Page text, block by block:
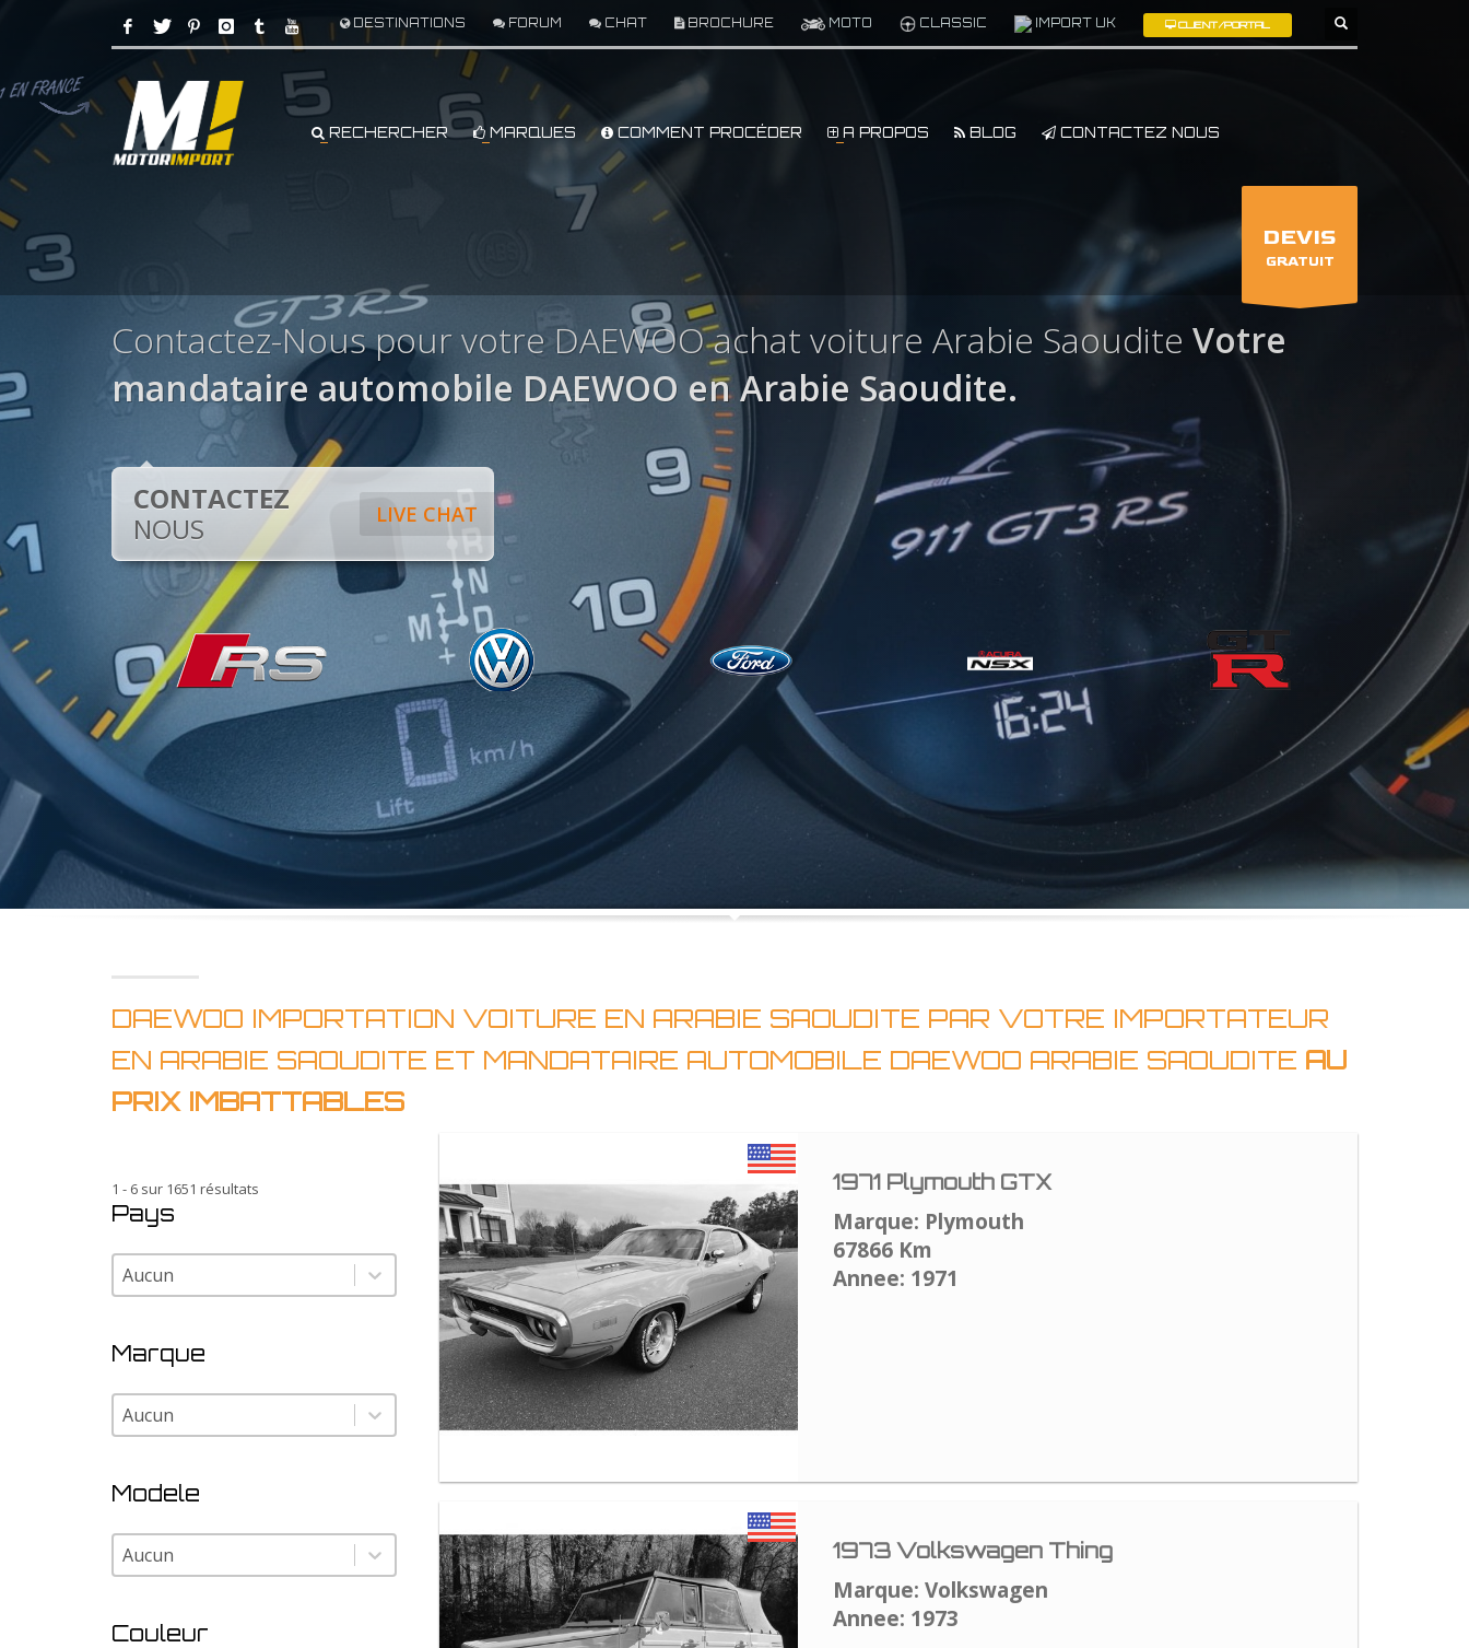
DESTINATIONS FORUM CHAT BROCHURE MOTO CLASSIC IMPORT UK CLIENT/PORTAL
RECHERCHER MARQUES COMMENT PROCÉDER A PROPOS BLOG CONTACTEZ NOUS
DEVIS
GRATUIT
Contactez-Nous pour votre DAEWOO achat voiture Arabie Saoudite Votre
mandataire automobile DAEWOO en Arabie Saoudite.
LIVE CHAT
CONTACTEZ
NOUS
DAEWOO IMPORTATION VOITURE EN ARABIE SAOUDITE PAR VOTRE IMPORTATEUR
EN ARABIE SAOUDITE ET MANDATAIRE AUTOMOBILE DAEWOO ARABIE SAOUDITE AU
PRIX IMBATTABLES
1 - 6 sur 1651 résultats
Pays
Pays
Pays
Marque
Marque
Marque
Modele
Modele
Modele
Couleur
1971 Plymouth GTX
Marque: Plymouth
67866 Km
Annee: 1971
1973 Volkswagen Thing
Marque: Volkswagen
Annee: 1973